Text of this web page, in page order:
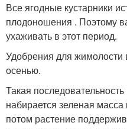
Все ягодные кустарники
плодоношения . Поэтому
ухаживать в этот период.
Удобрения для жимолости
осенью.
Такая
набирается зеленая
потом растение